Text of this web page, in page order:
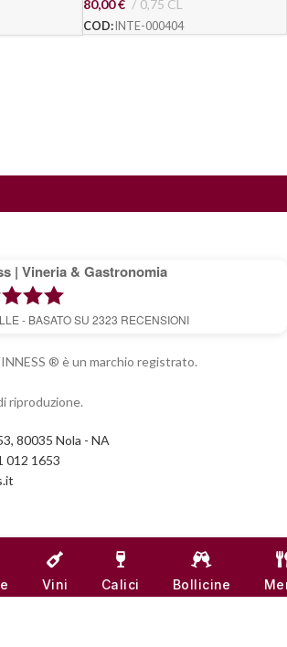
80,00€ 0,75 CL
COD: INTE-000404
| Vineria & Gastronomia
- BASATO SU 2323 RECENSIONI
® è un marchio registrato.
riproduzione.
80035 Nola - NA
012 1653
Vini Calici Bollicine